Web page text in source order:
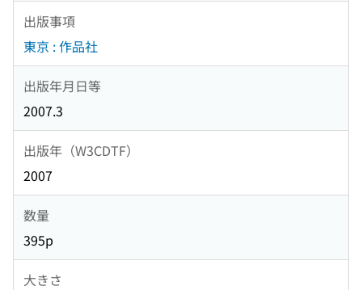
出版事項
東京 : 作品社
出版年月日等
2007.3
出版年（W3CDTF）
2007
数量
395p
大きさ